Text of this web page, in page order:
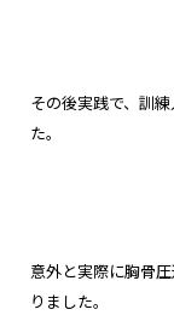
その後実践で、訓
た。
意外と実際に胸骨
りました。